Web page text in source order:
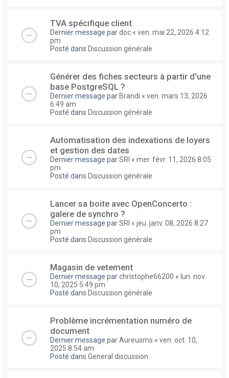
TVA spécifique client
Dernier message pardoc « ven. mai 22, 2026 4:12
pm
Posté dans Discussion générale
Générer des fiches secteurs à partir d'une
base PostgreSQL ?
Dernier message par Brandi « ven. mars 13, 2026
6:49 am
Posté dans Discussion générale
Automatisation des indexations de loyers
et gestion des dates
Dernier message parSRI « mer. févr. 11, 2026 8:05
pm
Posté dans Discussion générale
Lancer sa boite avec OpenConcerto :
galere de synchro ?
Dernier message parSRI « jeu. janv. 08, 2026 8:27
pm
Posté dans Discussion générale
Magasin de vetement
Dernier message parchristophe66200 « lun. nov.
10, 2025 5:49 pm
Posté dans Discussion générale
Problème incrémentation numéro de
document
Dernier message parAureusms « ven. oct. 10,
2025 8:54 am
Posté dans General discussion